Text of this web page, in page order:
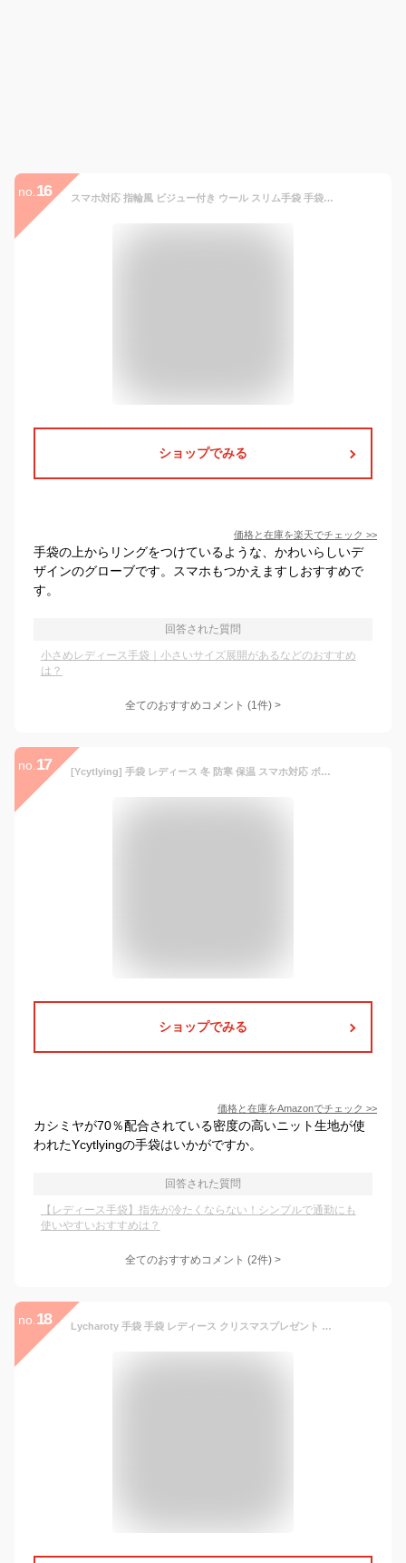
no. 16 スマホ対応 指輪風 ビジュー付き ウール スリム手袋 手袋 レディース手袋 暖かい アームウェア ファッション小物 ショート 指あり アームカバー デザイン 防寒 秋 冬 ファッション レディース お出かけ ins デート 韓国 トレンド ママ ガール
ショップでみる
価格と在庫を楽天でチェック >>
手袋の上からリングをつけているような、かわいらしいデ
ザインのグローブです。スマホもつかえますしおすすめで
す。
回答された質問
小さめレディース手袋｜小さいサイズ展開があるなどのおすすめ
は？
全てのおすすめコメント (1件) >
no. 17 [Ycytlying] 手袋 レディース 冬 防寒 保温 スマホ対応 ボア 裏起毛 フワフワ 通勤 通学 旅行 自転車 バイク アウトドア 誕生日 クリスマス プレセント 冬小物 (カーキ)
ショップでみる
価格と在庫をAmazonでチェック >>
カシミヤが70％配合されている密度の高いニット生地が使
われたYcytlyingの手袋はいかがですか。
回答された質問
【レディース手袋】指先が冷たくならない！シンプルで通勤にも
使いやすいおすすめは？
全てのおすすめコメント (2件) >
no. 18 Lycharoty 手袋 手袋 レディース クリスマスプレゼント ギフト プレゼント クリスマスプレゼント 彼女 プレゼント 女性 人気 手袋 レディース 暖かい クリスマスプレゼント女性 誕生日 プレゼント 女性 手袋 防寒 クリスマス プレゼント 防寒手袋 誕生日プレゼント 手袋 スマホ 嫁さん 誕生日プレゼント クリスマスプレゼント 妻 クリスマス プレゼント 女性 クリスマス ギフト 女性 プレゼント 手袋 レディース スマホ対応 手袋レディース 50代の女性にプレゼント プレゼント 女性 3000